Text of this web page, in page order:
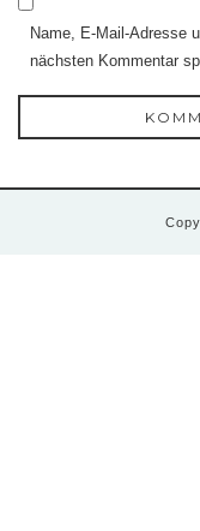
Name, E-Mail-Adresse
nächsten Kommentar